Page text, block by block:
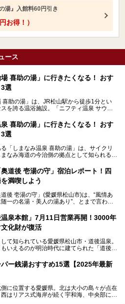
湯』入館料60円引き
お得！）
ース
場 喜助の湯」に行きたくなる！ おす
選
喜助の湯」は、JR松山駅から徒歩1分とい
を誇る温浴施設。「ニフティ温泉 サウナ
気スポットです。天然温泉・サウナ・岩盤
まで“癒しのすべて”がそろう人気施設の中で
したい3つのポイントについて厳選してお
泉 喜助の湯」に行きたくなる！ おす
選
「しまなみ温泉 喜助の湯」は、サイクリ
なみ海道の今治側の拠点として知られる人
車ロッカーや工具、給水サービスなど、旅
たっぷり。お風呂は内湯から半露天、サウ
広々空間。泉質も温度もバリエーション豊
厳選してお届けします。読めばきっと、行
違いなし！
道後 壱湯の守」宿泊レポート！四
満喫しよう
後 壱湯の守」(愛媛県松山市)は、“風情あ
一の名湯・美人の湯あり”、とまで言われ
生活から隔離された非日常感を味わえま
ィ温泉ライターである筆者自ら宿泊し、名
翠明の湯」の全浴槽をご紹介。また、パブ
します！
泉本館」7月11日営業再開！3000年
化財が復活
て知られている愛媛県松山市・道後温泉。
いえるのが明治時代に建てられた「道後温
が終わり、いよいよ2024年7月11日から
ります。
ー銭湯おすすめ15選【2025年最新
に位置する愛媛県。北は大小の島々が点在
はリアス式海岸が続く宇和海、中央部には